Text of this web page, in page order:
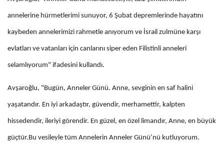
annelerine hürmetlerimi sunuyor, 6 Şubat depremlerinde hayatını
kaybeden annelerimizi rahmetle anıyorum ve İsrail zulmüne karşı
evlatları ve vatanları için canlarını siper eden Filistinli anneleri
selamlıyorum" ifadesini kullandı.
Avşaroğlu, "Bugün, Anneler Günü. Anne, sevginin en saf halini
yaşatandır. En iyi arkadaştır, güvendir, merhamettir, kalpten
hissedendir, ileriyi görendir. En güzel, en özel limandır, Anne, en büyük
güçtür.Bu vesileyle tüm Annelerin Anneler Günü’nü kutluyorum.